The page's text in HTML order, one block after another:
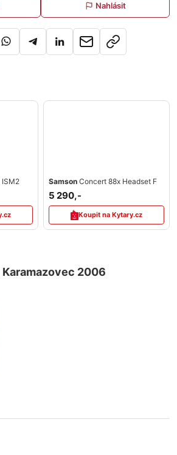
Nahlásit
Samson Concert 88x Headset F
5 290,-
Koupit na Kytary.cz
2006